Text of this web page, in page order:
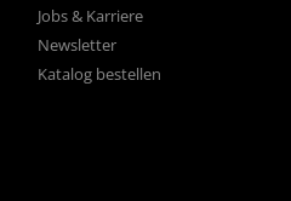
Jobs & Karriere
Newsletter
Katalog bestellen